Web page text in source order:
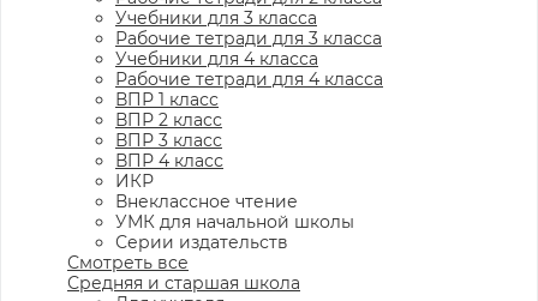
Учебники для 3 класса
Рабочие тетради для 3 класса
Учебники для 4 класса
Рабочие тетради для 4 класса
ВПР 1 класс
ВПР 2 класс
ВПР 3 класс
ВПР 4 класс
ИКР
Внеклассное чтение
УМК для начальной школы
Серии издательств
Смотреть все
Средняя и старшая школа